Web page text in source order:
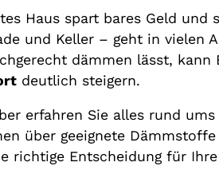
Haus spart bares Geld
und Keller – geht in vielen
dämmen lässt,
deutlich steigern.
erfahren Sie alles rund
über geeignete
richtige Entscheidung für